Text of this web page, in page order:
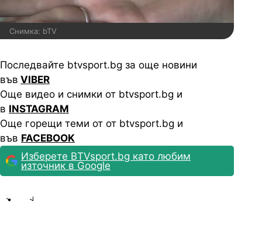
Снимка: bTV
Последвайте btvsport.bg за още новини
във VIBER
Още видео и снимки от btvsport.bg и
в INSTAGRAM
Още горещи теми от от btvsport.bg и
във FACEBOOK
Изберете BTVsport.bg като любим
източник в Google